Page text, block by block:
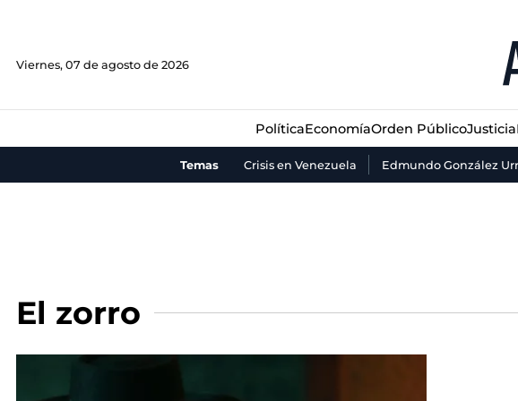
Viernes, 07 de agosto de 2026
PolíticaEconomíaOrden PúblicoJusticia
Temas Crisis en Venezuela Edmundo González
Justicia
El zorro